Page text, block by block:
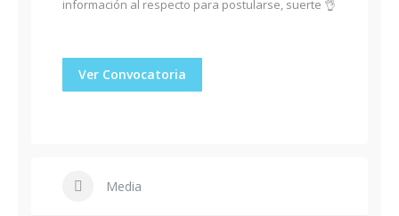
información al respecto para postularse, suerte 👌
Ver Convocatoria
Media